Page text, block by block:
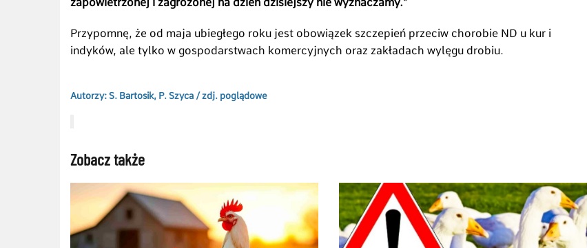
Przypomnę, że od maja ubiegłego roku jest obowiązek szczepień przeciw chorobie ND u kur i
indyków, ale tylko w gospodarstwach komercyjnych oraz zakładach wylęgu drobiu.
Autorzy: S. Bartosik, P. Szyca /zdj. poglądowe
Zobacz także